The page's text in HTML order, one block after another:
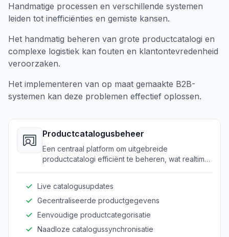
Handmatige processen en verschillende systemen
leiden tot inefficiënties en gemiste kansen.
Het handmatig beheren van grote productcatalogi en
complexe logistiek kan fouten en klantontevredenheid
veroorzaken.
Het implementeren van op maat gemaakte B2B-
systemen kan deze problemen effectief oplossen.
Productcatalogusbeheer
Een centraal platform om uitgebreide
productcatalogi efficiënt te beheren, wat realtime
Live catalogusupdates
Gecentraliseerde productgegevens
Eenvoudige productcategorisatie
Naadloze catalogussynchronisatie